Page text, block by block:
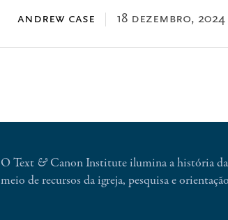
andrew case 18 dezembro, 2024
O Text &Canon Institute ilumina a história
meio de recursos da igreja, pesquisa e